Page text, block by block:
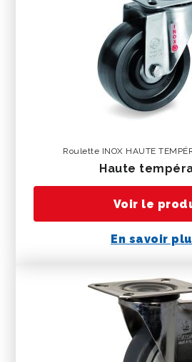
Roulette INOX HAUTE
haute
Voir le
En savoir